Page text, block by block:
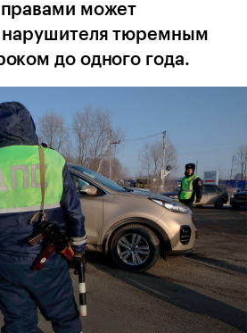
может
нарушителя тюремным
до одного года.